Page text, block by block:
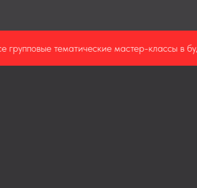
тематические мастер-классы в будние дни